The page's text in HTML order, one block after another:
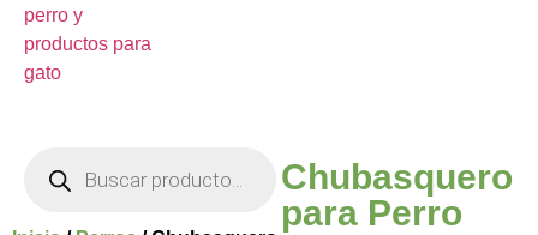
Chubasquero
para Perro